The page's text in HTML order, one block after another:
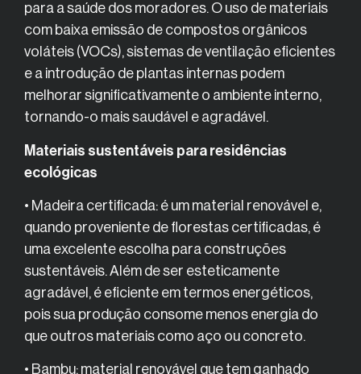
para a saúde dos moradores. O uso de materiais
com baixa emissão de compostos orgânicos
voláteis (VOCs), sistemas de ventilação eficientes
e a introdução de plantas internas podem
melhorar significativamente o ambiente interno,
tornando-o mais saudável e agradável.
Materiais sustentáveis para residências
ecológicas
• Madeira certificada: é um material renovável e,
quando proveniente de florestas certificadas, é
uma excelente escolha para construções
sustentáveis. Além de ser esteticamente
agradável, é eficiente em termos energéticos,
pois sua produção consome menos energia do
que outros materiais como aço ou concreto.
• Bambu: material renovável que tem ganhado